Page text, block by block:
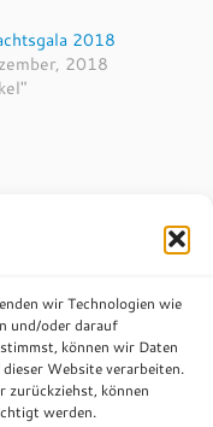
wir Technologien wie
und/oder darauf
können wir Daten
Website verarbeiten.
zurückziehst, können
werden.
2018
2018
für Aschenbrödel→